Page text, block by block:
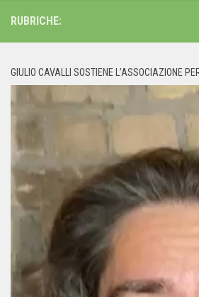
RUBRICHE:
GIULIO CAVALLI SOSTIENE L’ASSOCIAZIONE
Player